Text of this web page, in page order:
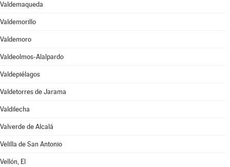
Valdemaqueda
Valdemorillo
Valdemoro
Valdeolmos-Alalpardo
Valdepiélagos
Valdetorres de Jarama
Valdilecha
Valverde de Alcalá
Velilla de San Antonio
Vellón, El